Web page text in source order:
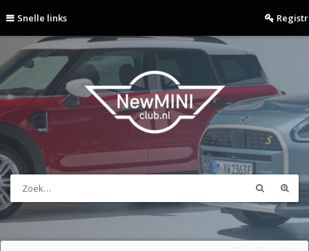
Snelle links